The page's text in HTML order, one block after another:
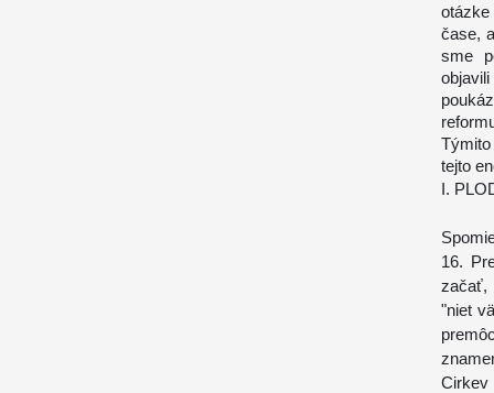
čase,
sme
tejto
I.
16.
začať,
"niet